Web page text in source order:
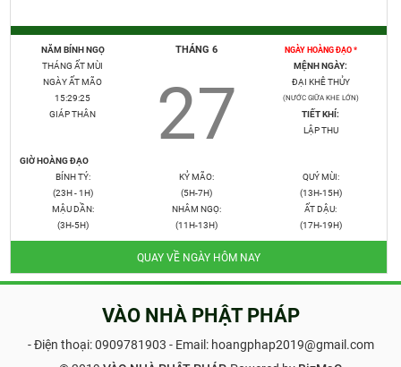
NĂM BÍNH NGỌ
THÁNG ẤT MÙI
NGÀY ẤT MÃO
15:29:25
GIÁP THÂN
THÁNG 6
27
NGÀY HOÀNG ĐẠO *
MỆNH NGÀY:
ĐẠI KHÊ THỦY
(NƯỚC GIỮA KHE LỚN)
TIẾT KHÍ:
LẬP THU
GIỜ HOÀNG ĐẠO
BÍNH TÝ:
(23H - 1H)
MẬU DẦN:
(3H-5H)
KỶ MÃO:
(5H-7H)
NHÂM NGỌ:
(11H-13H)
QUÝ MÙI:
(13H-15H)
ẤT DẬU:
(17H-19H)
QUAY VỀ NGÀY HÔM NAY
VÀO NHÀ PHẬT PHÁP
- Điện thoại:0909781903 - Email: hoangphap2019@gmail.com